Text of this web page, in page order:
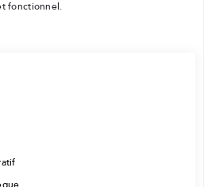
fonctionnel.